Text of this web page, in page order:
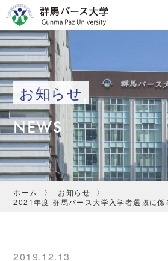
お知らせ
NEWS
ホーム
お知らせ
2021年度 群馬パース大学入学者選抜に係
2019.12.13